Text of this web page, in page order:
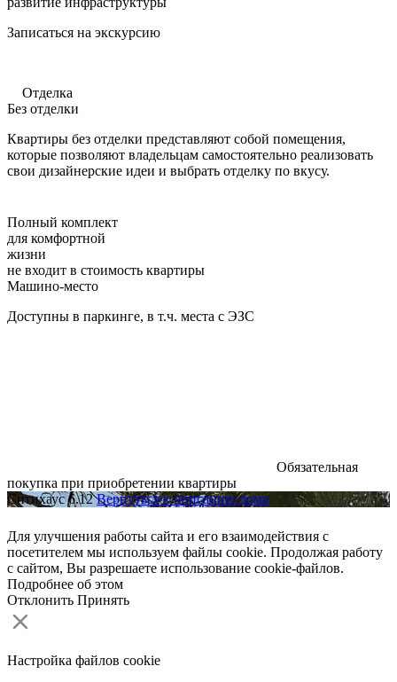
Записаться на экскурсию
Отделка
Без отделки
Квартиры без отделки представляют собой помещения,
которые позволяют владельцам самостоятельно реализовать
свои дизайнерские идеи и выбрать отделку по вкусу.
Полный комплект
для комфортной
жизни
не входит в стоимость квартиры
Машино-место
Доступны в паркинге, в т.ч. места с ЭЗС
Обязательная
покупка при приобретении квартиры
Ситихаус 6.12 Вернуться к описанию дома
Для улучшения работы сайта и его взаимодействия с
посетителем мы используем файлы cookie. Продолжая работу
с сайтом, Вы разрешаете использование cookie-файлов.
Подробнее об этом
Отклонить Принять
Настройка файлов cookie